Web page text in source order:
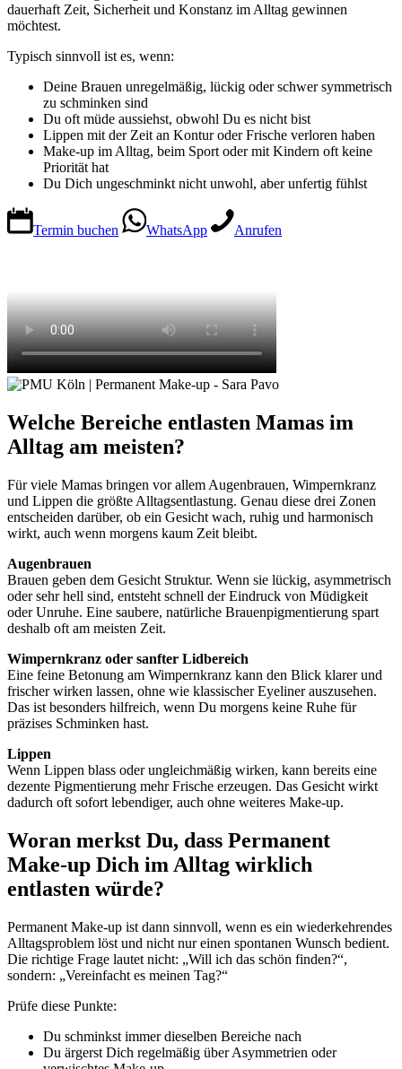
dauerhaft Zeit, Sicherheit und Konstanz im Alltag gewinnen
möchtest.
Typisch sinnvoll ist es, wenn:
Deine Brauen unregelmäßig, lückig oder schwer symmetrisch
zu schminken sind
Du oft müde aussiehst, obwohl Du es nicht bist
Lippen mit der Zeit an Kontur oder Frische verloren haben
Make-up im Alltag, beim Sport oder mit Kindern oft keine
Priorität hat
Du Dich ungeschminkt nicht unwohl, aber unfertig fühlst
Termin buchen WhatsApp Anrufen
Welche Bereiche entlasten Mamas im
Alltag am meisten?
Für viele Mamas bringen vor allem Augenbrauen, Wimpernkranz
und Lippen die größte Alltagsentlastung. Genau diese drei Zonen
entscheiden darüber, ob ein Gesicht wach, ruhig und harmonisch
wirkt, auch wenn morgens kaum Zeit bleibt.
Augenbrauen
Brauen geben dem Gesicht Struktur. Wenn sie lückig, asymmetrisch
oder sehr hell sind, entsteht schnell der Eindruck von Müdigkeit
oder Unruhe. Eine saubere, natürliche Brauenpigmentierung spart
deshalb oft am meisten Zeit.
Wimpernkranz oder sanfter Lidbereich
Eine feine Betonung am Wimpernkranz kann den Blick klarer und
frischer wirken lassen, ohne wie klassischer Eyeliner auszusehen.
Das ist besonders hilfreich, wenn Du morgens keine Ruhe für
präzises Schminken hast.
Lippen
Wenn Lippen blass oder ungleichmäßig wirken, kann bereits eine
dezente Pigmentierung mehr Frische erzeugen. Das Gesicht wirkt
dadurch oft sofort lebendiger, auch ohne weiteres Make-up.
Woran merkst Du, dass Permanent
Make-up Dich im Alltag wirklich
entlasten würde?
Permanent Make-up ist dann sinnvoll, wenn es ein wiederkehrendes
Alltagsproblem löst und nicht nur einen spontanen Wunsch bedient.
Die richtige Frage lautet nicht: „Will ich das schön finden?“,
sondern: „Vereinfacht es meinen Tag?“
Prüfe diese Punkte:
Du schminkst immer dieselben Bereiche nach
Du ärgerst Dich regelmäßig über Asymmetrien oder